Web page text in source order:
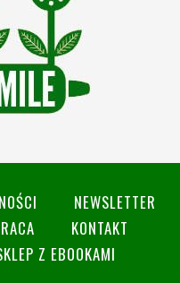
NEWSLETTER
KONTAKT
Z EBOOKAMI